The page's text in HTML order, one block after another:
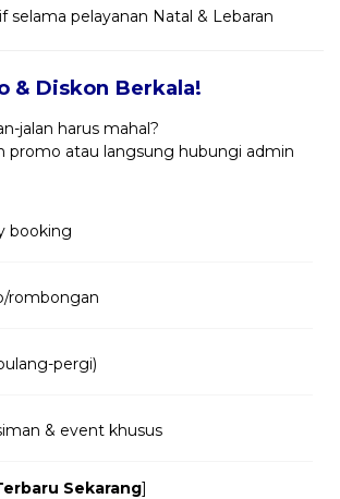
selama pelayanan Natal & Lebaran
& Diskon Berkala!
jalan harus mahal?
promo atau langsung hubungi admin
booking
rombongan
pergi)
& event khusus
Sekarang]